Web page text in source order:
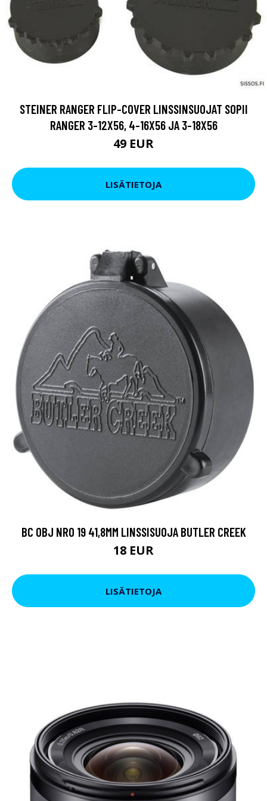
STEINER RANGER FLIP-COVER LINSSINSUOJAT SOPII
RANGER 3-12X56, 4-16X56 JA 3-18X56
49 EUR
LISÄTIETOJA
BC OBJ NRO 19 41,8MM LINSSISUOJA BUTLER CREEK
18 EUR
LISÄTIETOJA